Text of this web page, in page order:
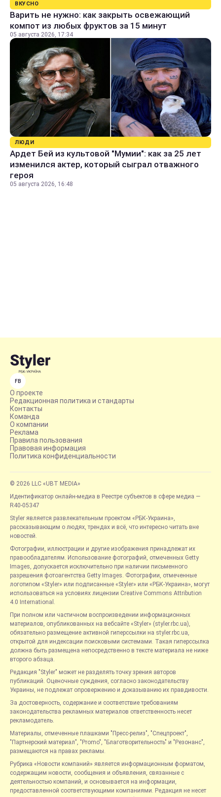
ВКУСНО
Варить не нужно: как закрыть освежающий
компот из любых фруктов за 15 минут
05 августа 2026, 17:34
ЛЮДИ
Ардет Бей из культовой "Мумии": как за 25 лет
изменился актер, который сыграл отважного
героя
05 августа 2026, 16:48
FB
О проекте
Редакционная политика и стандарты
Контакты
Команда
О компании
Реклама
Правила пользования
Правовая информация
Политика конфиденциальности
© 2026 LLC «UBT MEDIA»
Идентификатор онлайн-медиа в Реестре субъектов в сфере медиа —
R40-05347
Styler является развлекательным проектом «РБК-Украина»,
рассказывающим о людях, трендах и всё, что интересно читать вне
новостей.
Фотографии, иллюстрации и другие изображения принадлежат их
правообладателям. Использование фотографий, отмеченных Getty
Images, допускается исключительно при наличии письменного
разрешения фотоагентства Getty Images. Фотографии, отмеченные
логотипом «Styler» или подписанные «Styler» или «РБК-Украина», могут
использоваться на условиях лицензии Creative Commons Attribution
4.0 International.
При полном или частичном воспроизведении информационных
материалов, опубликованных на вебсайте «Styler» (styler.rbc.ua),
обязательно размещение активной гиперссылки на styler.rbc.ua,
открытой для индексации поисковыми системами. Такая гиперссылка
должна быть размещена непосредственно в тексте материала не ниже
второго абзаца.
Редакция "Styler" может не разделять точку зрения авторов
публикаций. Оценочные суждения, согласно законодательству
Украины, не подлежат опровержению и доказыванию их правдивости.
За достоверность, содержание и соответствие требованиям
законодательства рекламных материалов ответственность несет
рекламодатель.
Материалы, отмеченные плашками "Пресс-релиз", "Спецпроект",
"Партнерский материал", "Promo", "Благотворительность" и "Резонанс",
размещаются на правах рекламы.
Рубрика «Новости компаний» является информационным форматом,
содержащим новости, сообщения и объявления, связанные с
деятельностью компаний, и основывается на информации,
предоставленной соответствующими компаниями. Редакция не несет